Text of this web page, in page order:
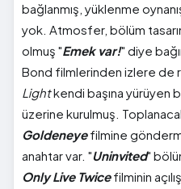
bağlanmış, yüklenme
yok. Atmosfer, bölüm
olmuş "Emek var!" diye
Bond filmlerinden izlere de
Lightkendi başına yürüyen
üzerine kurulmuş.
Goldeneyefilmine
anahtar var. "Uninvited"
Only Live Twicefilminin